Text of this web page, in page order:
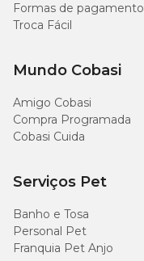
Formas de pagamento
Troca Fácil
Mundo Cobasi
Amigo Cobasi
Compra Programada
Cobasi Cuida
Serviços Pet
Banho e Tosa
Personal Pet
Franquia Pet Anjo